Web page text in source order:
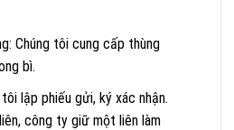
Chúng tôi cung cấp thùng
bì.
tôi lập phiếu gửi, ký xác nhận.
công ty giữ một liên làm